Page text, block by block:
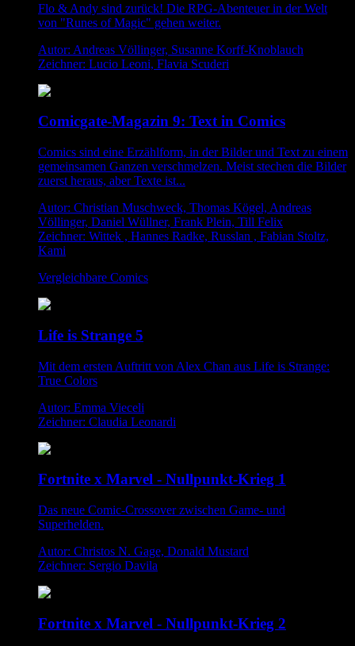
Flo & Andy sind zurück! Die RPG-Abenteuer in der Welt
von "Runes of Magic" gehen weiter.
Autor: Andreas Völlinger, Susanne Korff-Knoblauch
Zeichner: Lucio Leoni, Flavia Scuderi
Comicgate-Magazin 9: Text in Comics
Comics sind eine Erzählform, in der Bilder und Text zu einem
gemeinsamen Ganzen verschmelzen. Meist stechen die Bilder
zuerst heraus, aber Texte ist...
Autor: Christian Muschweck, Thomas Kögel, Andreas
Völlinger, Daniel Wüllner, Frank Plein, Till Felix
Zeichner: Wittek , Hannes Radke, Russlan , Fabian Stoltz,
Kami
Vergleichbare Comics
Life is Strange 5
Mit dem ersten Auftritt von Alex Chan aus Life is Strange:
True Colors
Autor: Emma Vieceli
Zeichner: Claudia Leonardi
Fortnite x Marvel - Nullpunkt-Krieg 1
Das neue Comic-Crossover zwischen Game- und
Superhelden.
Autor: Christos N. Gage, Donald Mustard
Zeichner: Sergio Davila
Fortnite x Marvel - Nullpunkt-Krieg 2